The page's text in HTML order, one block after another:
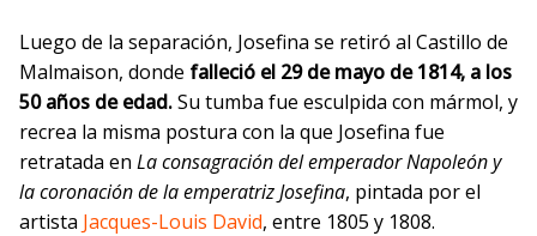
Luego de la separación, Josefina se retiró al Castillo de
Malmaison, donde falleció el 29 de mayo de 1814, a los
50 años de edad.Su tumba fue esculpida con mármol, y
recrea la misma postura con la que Josefina fue
retratada en La consagración del emperador Napoleón y
la coronación de la emperatriz Josefina, pintada por el
artista Jacques-Louis David, entre 1805 y 1808.